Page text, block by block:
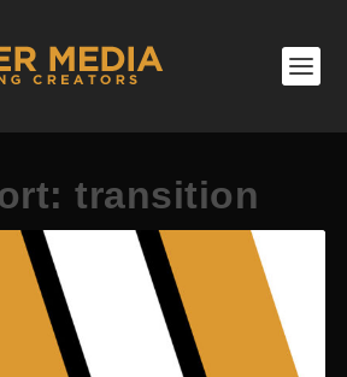
transition